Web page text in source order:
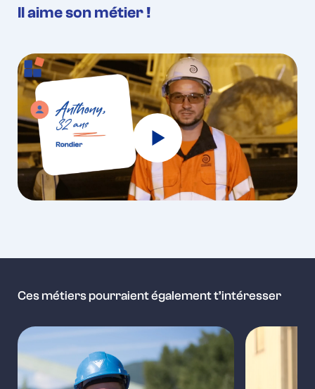
Il aime son métier !
Ces métiers pourraient également t’intéresser